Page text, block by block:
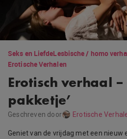
Seks en LiefdeLesbische / homo
Erotische Verhalen
Erotisch verhaal –
pakketje’
Geschreven door Erotische
Geniet van de vrijdag met een nieuw